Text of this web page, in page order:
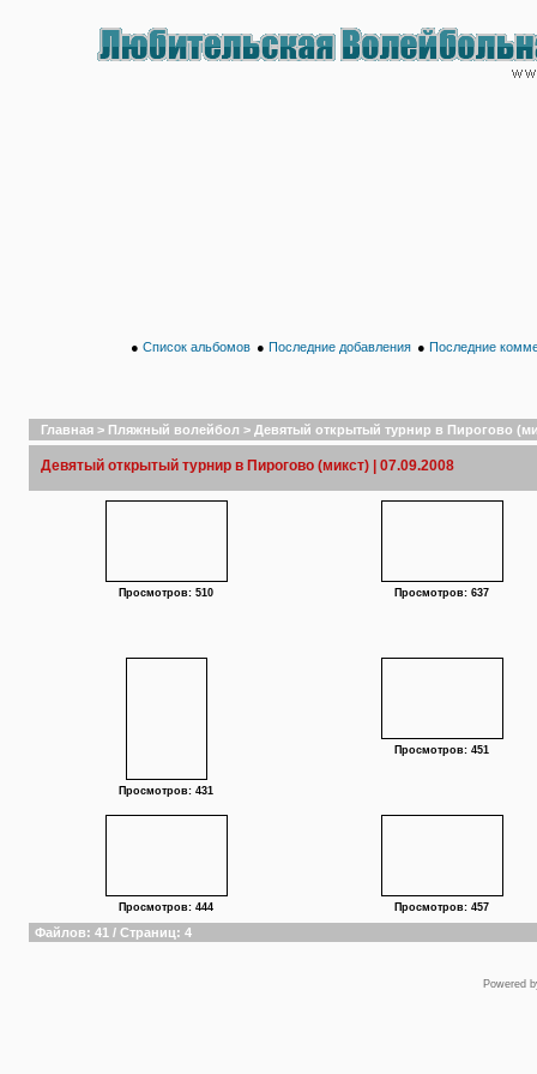
● Список альбомов ● Последние добавления ● Последние
Главная > Пляжный волейбол > Девятый открытый турнир в Пирогово
Девятый открытый турнир в Пирогово (микст) | 07.09.2008
Просмотров: 510 Просмотров: 637
Просмотров: 431
Просмотров: 451
Просмотров: 444 Просмотров: 457
Файлов: 41 / Страниц: 4
Powered